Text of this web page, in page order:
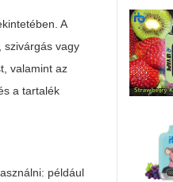
A
szivárgás vagy
valamint az
a tartalék
például